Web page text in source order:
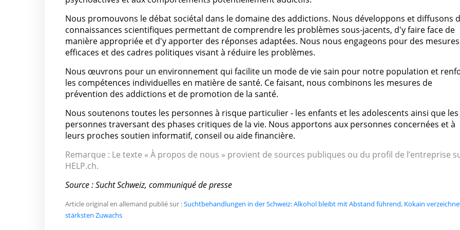
Nous promouvons le débat sociétal dans le domaine des addictions. Nous développons et diffusons
connaissances scientifiques permettant de comprendre les problèmes sous-jacents, d'y faire face de
manière appropriée et d'y apporter des réponses adaptées. Nous nous engageons pour des mesures
efficaces et des cadres politiques visant à réduire les problèmes.
Nous œuvrons pour un environnement qui facilite un mode de vie sain pour notre population et
les compétences individuelles en matière de santé. Ce faisant, nous combinons les mesures de
prévention des addictions et de promotion de la santé.
Nous soutenons toutes les personnes à risque particulier - les enfants et les adolescents ainsi que les
personnes traversant des phases critiques de la vie. Nous apportons aux personnes concernées et à
leurs proches soutien informatif, conseil ou aide financière.
Remarque : Le texte « À propos de nous » provient de sources publiques ou du profil de l’entreprise
HELP.ch.
Source : Sucht Schweiz, communiqué de presse
Article original en allemand publié sur :Suchtbehandlungen in der Schweiz: Alkohol bleibt mit Abstand führend, Kokain
stärksten Zuwachs